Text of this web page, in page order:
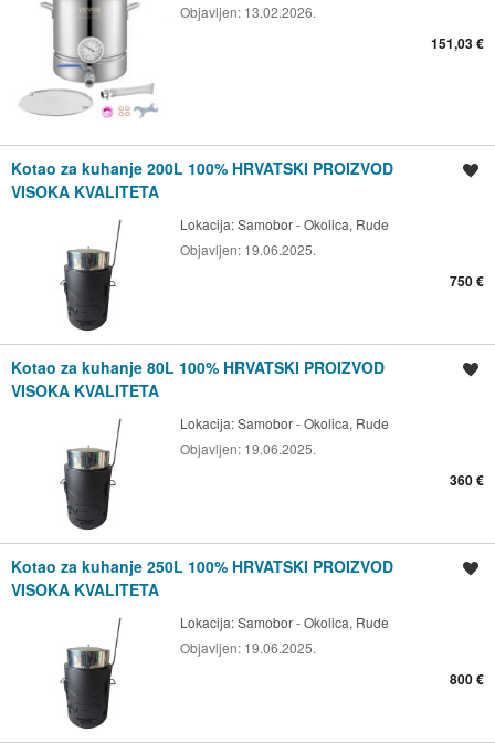
Objavljen: 13.02.2026.
151,03 €
Kotao za kuhanje 200L 100% HRVATSKI PROIZVOD
VISOKA KVALITETA
Lokacija:Samobor - Okolica, Rude
Objavljen: 19.06.2025.
750 €
Kotao za kuhanje 80L 100% HRVATSKI PROIZVOD
VISOKA KVALITETA
Lokacija:Samobor - Okolica, Rude
Objavljen: 19.06.2025.
360 €
Kotao za kuhanje 250L 100% HRVATSKI PROIZVOD
VISOKA KVALITETA
Lokacija:Samobor - Okolica, Rude
Objavljen: 19.06.2025.
800 €